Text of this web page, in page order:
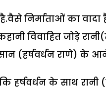
है.वैसे निर्माताओं का
विवाहित जोड़े
(हर्षवर्धन राणे) के
हर्षवर्धन के साथ